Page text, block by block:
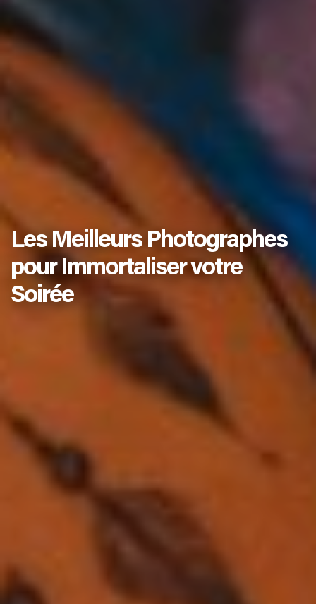
Les Meilleurs Photographes
pour Immortaliser votre
Soirée